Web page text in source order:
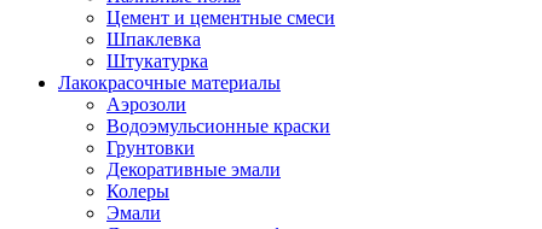
Цемент и цементные смеси
Шпаклевка
Штукатурка
Лакокрасочные материалы
Аэрозоли
Водоэмульсионные краски
Грунтовки
Декоративные эмали
Колеры
Эмали